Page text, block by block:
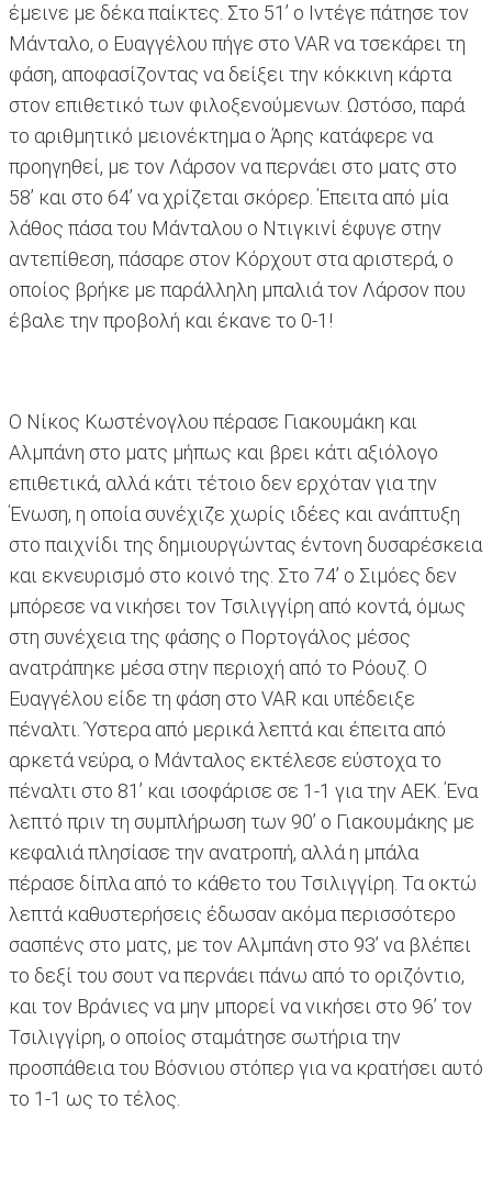
έμεινε με δέκα παίκτες. Στο 51’ ο Ιντέγε πάτησε τον
Μάνταλο, ο Ευαγγέλου πήγε στο VAR να τσεκάρει τη
φάση, αποφασίζοντας να δείξει την κόκκινη κάρτα
στον επιθετικό των φιλοξενούμενων. Ωστόσο, παρά
το αριθμητικό μειονέκτημα ο Άρης κατάφερε να
προηγηθεί, με τον Λάρσον να περνάει στο ματς στο
58’ και στο 64’ να χρίζεται σκόρερ. Έπειτα από μία
λάθος πάσα του Μάνταλου ο Ντιγκινί έφυγε στην
αντεπίθεση, πάσαρε στον Κόρχουτ στα αριστερά, ο
οποίος βρήκε με παράλληλη μπαλιά τον Λάρσον που
έβαλε την προβολή και έκανε το 0-1!
Ο Νίκος Κωστένογλου πέρασε Γιακουμάκη και
Αλμπάνη στο ματς μήπως και βρει κάτι αξιόλογο
επιθετικά, αλλά κάτι τέτοιο δεν ερχόταν για την
Ένωση, η οποία συνέχιζε χωρίς ιδέες και ανάπτυξη
στο παιχνίδι της δημιουργώντας έντονη δυσαρέσκεια
και εκνευρισμό στο κοινό της. Στο 74’ ο Σιμόες δεν
μπόρεσε να νικήσει τον Τσιλιγγίρη από κοντά, όμως
στη συνέχεια της φάσης ο Πορτογάλος μέσος
ανατράπηκε μέσα στην περιοχή από το Ρόουζ. Ο
Ευαγγέλου είδε τη φάση στο VAR και υπέδειξε
πέναλτι. Ύστερα από μερικά λεπτά και έπειτα από
αρκετά νεύρα, ο Μάνταλος εκτέλεσε εύστοχα το
πέναλτι στο 81’ και ισοφάρισε σε 1-1 για την ΑΕΚ. Ένα
λεπτό πριν τη συμπλήρωση των 90’ ο Γιακουμάκης με
κεφαλιά πλησίασε την ανατροπή, αλλά η μπάλα
πέρασε δίπλα από το κάθετο του Τσιλιγγίρη. Τα οκτώ
λεπτά καθυστερήσεις έδωσαν ακόμα περισσότερο
σασπένς στο ματς, με τον Αλμπάνη στο 93’ να βλέπει
το δεξί του σουτ να περνάει πάνω από το οριζόντιο,
και τον Βράνιες να μην μπορεί να νικήσει στο 96’ τον
Τσιλιγγίρη, ο οποίος σταμάτησε σωτήρια την
προσπάθεια του Βόσνιου στόπερ για να κρατήσει αυτό
το 1-1 ως το τέλος.